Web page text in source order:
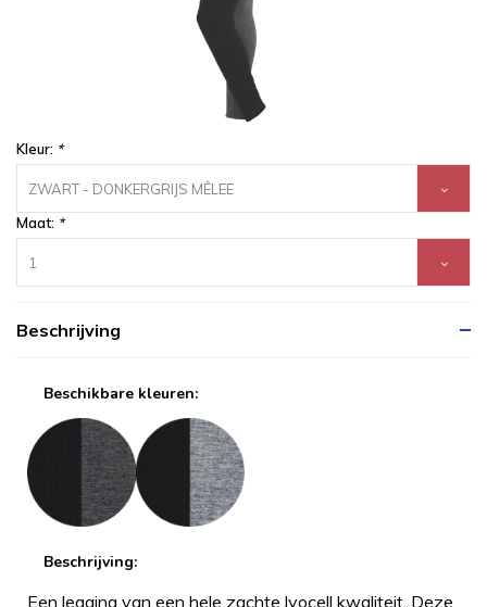
Kleur: *
ZWART - DONKERGRIJS MÊLEE
Maat: *
1
Beschrijving
Beschikbare kleuren:
Beschrijving:
Een legging van een hele zachte lyocell kwaliteit. Deze